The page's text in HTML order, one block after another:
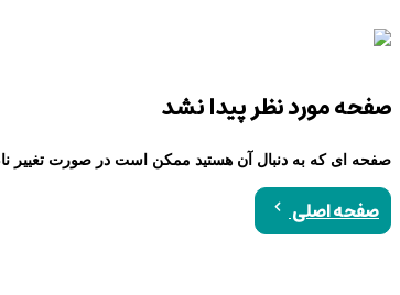
صفحه مورد نظر پیدا نشد
صفحه ای که به دنبال آن هستید ممکن است در صورت تغییر
صفحه اصلی